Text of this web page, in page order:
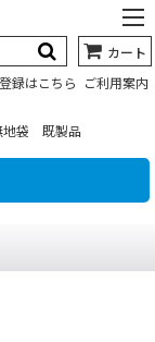
カート
録はこちら ご利用案内
地袋 既製品